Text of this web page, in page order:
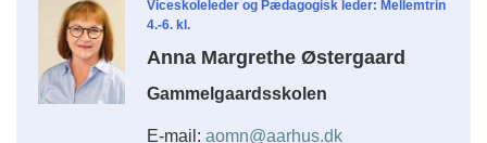
Viceskoleleder og Pædagogisk leder: Mellemtrin
4.-6. kl.
Anna Margrethe Østergaard
Gammelgaardsskolen
E-mail: aomn@aarhus.dk